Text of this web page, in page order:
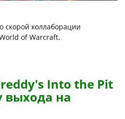
скорой коллаборации
of Warcraft.
Into the Pit
выхода на